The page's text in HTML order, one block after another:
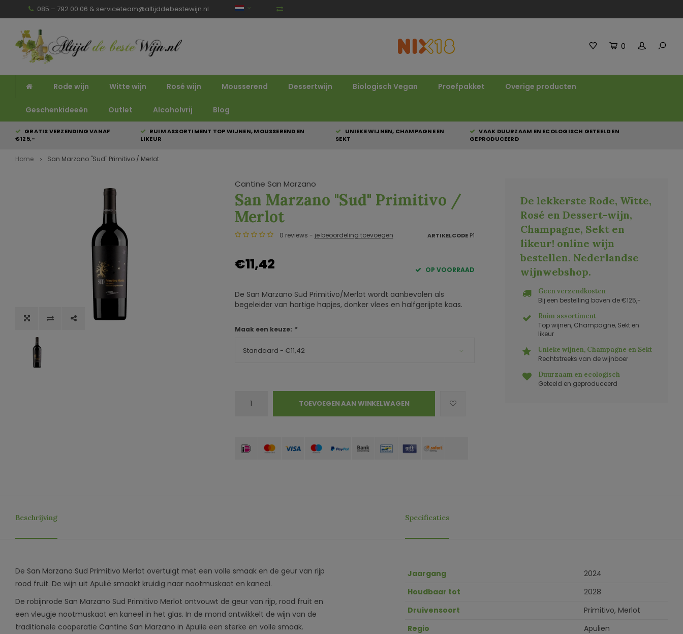
085 – 792 00 06 & serviceteam@altijddebestewijn.nl
0
Rode wijn Witte wijn Rosé wijn Mousserend Dessertwijn Biologisch Vegan Proefpakket Overige producten
Geschenkideeën Outlet Alcoholvrij Blog
GRATIS VERZENDING VANAF
€125,-
RUIM ASSORTIMENT TOP WIJNEN, MOUSSEREND EN
LIKEUR
UNIEKE WIJNEN, CHAMPAGNE EN
SEKT
VAAK DUURZAAM EN ECOLOGISCH GETEELD EN
GEPRODUCEERD
Home San Marzano "Sud" Primitivo / Merlot
Cantine San Marzano
San Marzano "Sud" Primitivo /
Merlot
0 reviews - je beoordeling toevoegen ARTIKELCODEP1
€11,42 OP VOORRAAD
De San Marzano Sud Primitivo/Merlot wordt aanbevolen als
begeleider van hartige hapjes, donker vlees en halfgerijpte kaas.
Maak een keuze: *
Standaard - €11,42
TOEVOEGEN AAN WINKELWAGEN
De lekkerste Rode, Witte,
Rosé en Dessert-wijn,
Champagne, Sekt en
likeur! online wijn
bestellen. Nederlandse
wijnwebshop.
Geen verzendkosten
Bij een bestelling boven de €125,-
Ruim assortiment
Top wijnen, Champagne, Sekt en
likeur
Unieke wijnen, Champagne en Sekt
Rechtstreeks van de wijnboer
Duurzaam en ecologisch
Geteeld en geproduceerd
Beschrijving Specificaties
De San Marzano Sud Primitivo Merlot overtuigt met een volle smaak en de geur van rijp
rood fruit. De wijn uit Apulië smaakt kruidig ​​naar nootmuskaat en kaneel.
De robijnrode San Marzano Sud Primitivo Merlot ontvouwt de geur van rijp, rood fruit en
een vleugje nootmuskaat en kaneel in het glas. In de mond ontwikkelt de wijn van de
traditionele coöperatie Cantine San Marzano in Apulië een sterke en volle smaak.
Jaargang
2024
Houdbaar tot
2028
Druivensoort
Primitivo, Merlot
Regio
Apulien